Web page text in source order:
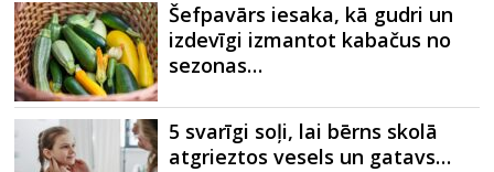
Šefpavārs iesaka, kā gudri un
izdevīgi izmantot kabačus no
sezonas…
5 svarīgi soļi, lai bērns skolā
atgrieztos vesels un gatavs…